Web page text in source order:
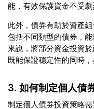
此外，債券有助於資產
包括不同類型的債券，
來說，將部分資金投資
3. 如何制定個人債
制定個人債券投資策略